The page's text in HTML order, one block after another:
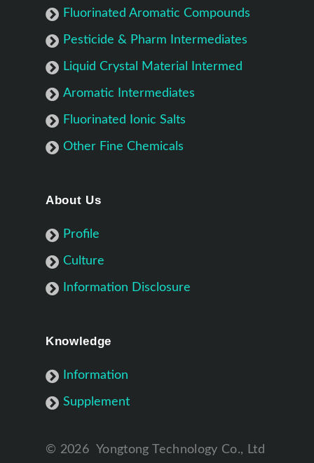
Fluorinated Aromatic Compounds
Pesticide & Pharm Intermediates
Liquid Crystal Material Intermed
Aromatic Intermediates
Fluorinated Ionic Salts
Other Fine Chemicals
About Us
Profile
Culture
Information Disclosure
Knowledge
Information
Supplement
© 2026 Yongtong Technology Co., Ltd